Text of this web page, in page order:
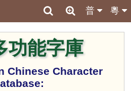
粵
普
功能字庫
Chinese Character